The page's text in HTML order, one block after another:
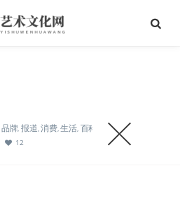
品牌, 报道,消费,生活, 百科 美容, 酷品
12